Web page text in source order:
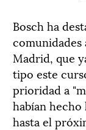
Bosch ha
comunidades
Madrid, que
tipo este
prioridad a
habían
hasta el